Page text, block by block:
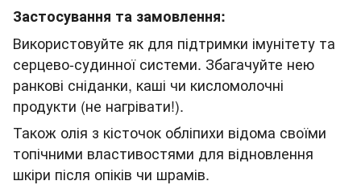
Застосування та замовлення:
Використовуйте як для підтримки імунітету та
серцево-судинної системи. Збагачуйте нею
ранкові сніданки, каші чи кисломолочні
продукти (не нагрівати!).
Також олія з кісточок обліпихи відома своїми
топічними властивостями для відновлення
шкіри після опіків чи шрамів.